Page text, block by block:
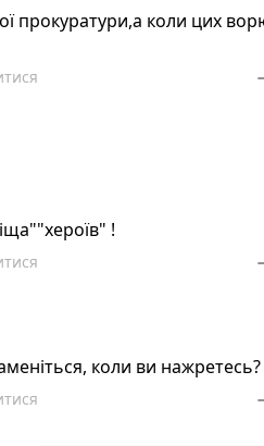
прокуратури,а коли цих
!
коли ви нажретесь?